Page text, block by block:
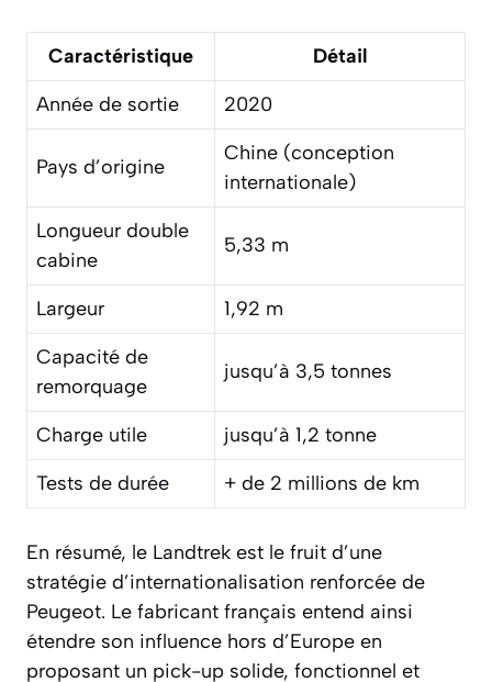
Caractéristique
Détail
Année de sortie
2020
Pays d’origine
Chine (conception
internationale)
Longueur double
cabine
5,33 m
Largeur
1,92 m
Capacité de
remorquage
jusqu’à 3,5 tonnes
Charge utile
jusqu’à 1,2 tonne
Tests de durée
+ de 2 millions de km
En résumé, le Landtrek est le fruit d’une
stratégie d’internationalisation renforcée de
Peugeot. Le fabricant français entend ainsi
étendre son influence hors d’Europe en
proposant un pick-up solide, fonctionnel et